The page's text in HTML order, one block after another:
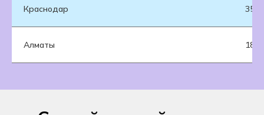
Краснодар 35
Алматы 180